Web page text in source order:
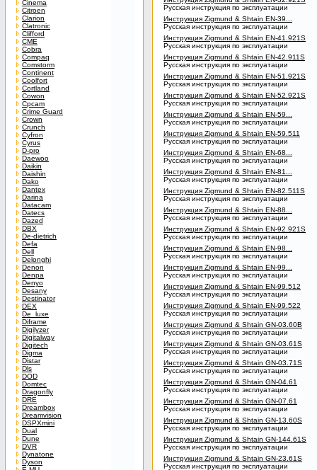
Cinema
Citroen
Clarion
Clatronic
Clifford
CME
Cobra
Compaq
Comstorm
Continent
Coolfort
Cortland
Cowon
Cpcam
Crime Guard
Crown
Crunch
Cyfron
Cyrus
D-pro
Daewoo
Daikin
Daishin
Dako
Dantex
Darina
Datacam
Datecs
Dazed
DBX
De-dietrich
Defa
Dell
Delonghi
Denon
Denpa
Denyo
Desany
Destinator
DEX
De_luxe
Diframe
Digilyzer
Digitalway
Digitech
Digma
Distar
Dls
DOD
Domtec
Dragonfly
DRE
Dreambox
Dreamvision
DSPXmini
Dual
Dune
DVR
Dynatone
Dyson
Русская инструкция по эксплуатации
Инструкция Zigmund & Shtain EN-39...
Русская инструкция по эксплуатации
Инструкция Zigmund & Shtain EN-41.921S
Русская инструкция по эксплуатации
Инструкция Zigmund & Shtain EN-42.911S
Русская инструкция по эксплуатации
Инструкция Zigmund & Shtain EN-51.921S
Русская инструкция по эксплуатации
Инструкция Zigmund & Shtain EN-52.921S
Русская инструкция по эксплуатации
Инструкция Zigmund & Shtain EN-59...
Русская инструкция по эксплуатации
Инструкция Zigmund & Shtain EN-59.511
Русская инструкция по эксплуатации
Инструкция Zigmund & Shtain EN-68...
Русская инструкция по эксплуатации
Инструкция Zigmund & Shtain EN-81...
Русская инструкция по эксплуатации
Инструкция Zigmund & Shtain EN-82.511S
Русская инструкция по эксплуатации
Инструкция Zigmund & Shtain EN-88...
Русская инструкция по эксплуатации
Инструкция Zigmund & Shtain EN-92.921S
Русская инструкция по эксплуатации
Инструкция Zigmund & Shtain EN-98...
Русская инструкция по эксплуатации
Инструкция Zigmund & Shtain EN-99...
Русская инструкция по эксплуатации
Инструкция Zigmund & Shtain EN-99.512
Русская инструкция по эксплуатации
Инструкция Zigmund & Shtain EN-99.522
Русская инструкция по эксплуатации
Инструкция Zigmund & Shtain GN-03.60B
Русская инструкция по эксплуатации
Инструкция Zigmund & Shtain GN-03.61S
Русская инструкция по эксплуатации
Инструкция Zigmund & Shtain GN-03.71S
Русская инструкция по эксплуатации
Инструкция Zigmund & Shtain GN-04.61
Русская инструкция по эксплуатации
Инструкция Zigmund & Shtain GN-07.61
Русская инструкция по эксплуатации
Инструкция Zigmund & Shtain GN-13.60S
Русская инструкция по эксплуатации
Инструкция Zigmund & Shtain GN-144.61S
Русская инструкция по эксплуатации
Инструкция Zigmund & Shtain GN-23.61S
Русская инструкция по эксплуатации